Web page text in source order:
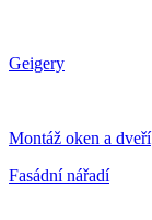
Geigery
Montáž oken a dveří
Fasádní nářadí